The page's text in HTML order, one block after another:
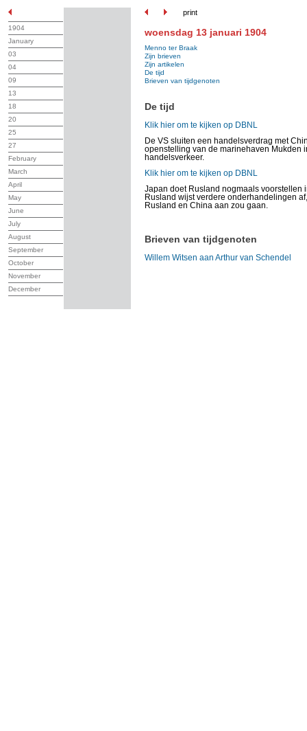
print
1904
January
03
04
09
13
18
20
25
27
February
March
April
May
June
July
August
September
October
November
December
woensdag 13 januari 1904
Menno ter Braak
Zijn brieven
Zijn artikelen
De tijd
Brieven van tijdgenoten
De tijd
Klik hier om te kijken op DBNL
De VS sluiten een handelsverdrag met
openstelling van de marinehaven Mukden
handelsverkeer.
Klik hier om te kijken op DBNL
Japan doet Rusland nogmaals voorstellen
Rusland wijst verdere onderhandelingen
Rusland en China aan zou gaan.
Brieven van tijdgenoten
Willem Witsen aan Arthur van Schendel